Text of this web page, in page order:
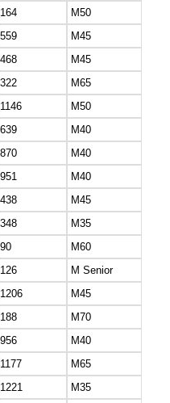
164
M50
559 M45
468
M45
322
M65
1146
M50
639
M40
870
M40
951
M40
438
M45
348 M35
90 M60
126 M Senior
1206 M45
188 M70
956 M40
1177 M65
1221 M35